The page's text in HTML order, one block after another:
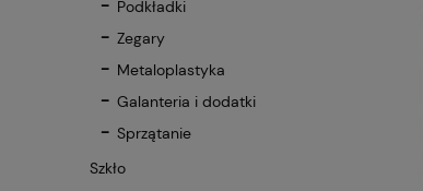
Podkładki
Zegary
Metaloplastyka
Galanteria i dodatki
Sprzątanie
Szkło